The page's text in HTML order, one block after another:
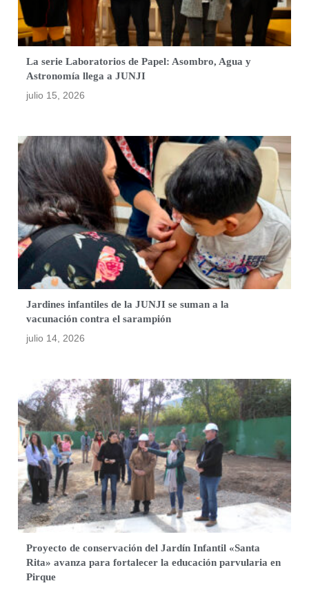
La serie Laboratorios de Papel: Asombro, Agua y
Astronomía llega a JUNJI
julio 15, 2026
Jardines infantiles de la JUNJI se suman a la
vacunación contra el sarampión
julio 14, 2026
Proyecto de conservación del Jardín Infantil «Santa
Rita» avanza para fortalecer la educación parvularia en
Pirque